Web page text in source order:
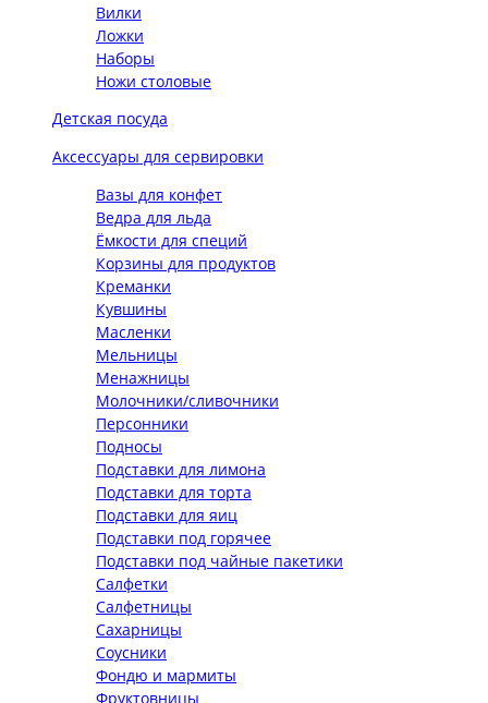
Вилки
Ложки
Наборы
Ножи столовые
Детская посуда
Аксессуары для сервировки
Вазы для конфет
Ведра для льда
Ёмкости для специй
Корзины для продуктов
Креманки
Кувшины
Масленки
Мельницы
Менажницы
Молочники/сливочники
Персонники
Подносы
Подставки для лимона
Подставки для торта
Подставки для яиц
Подставки под горячее
Подставки под чайные пакетики
Салфетки
Салфетницы
Сахарницы
Соусники
Фондю и мармиты
Фруктовницы